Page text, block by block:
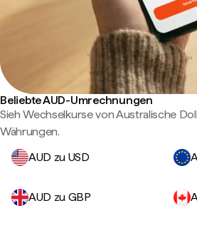
Beliebte AUD-Umrechnungen
Sieh Wechselkurse von Australische
Währungen.
AUD zu USD
AUD zu GBP